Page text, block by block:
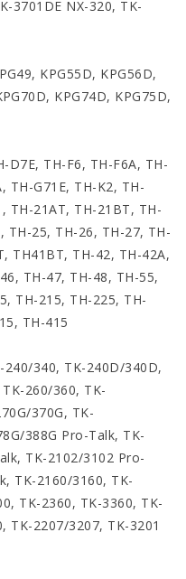
3701DE NX-320, TK-
KPG55D, KPG56D,
KPG74D, KPG75D,
D7E, TH-F6, TH-F6A, TH-
TH-G71E, TH-K2, TH-
TH-21AT, TH-21BT, TH-
TH-25, TH-26, TH-27, TH-
TH41BT, TH-42, TH-42A,
TH-47, TH-48, TH-55,
TH-215, TH-225, TH-
TH-415
340, TK-240D/340D,
260/360, TK-
370G, TK-
388G Pro-Talk, TK-
TK-2102/3102 Pro-
TK-2160/3160, TK-
TK-2360, TK-3360, TK-
TK-2207/3207, TK-3201